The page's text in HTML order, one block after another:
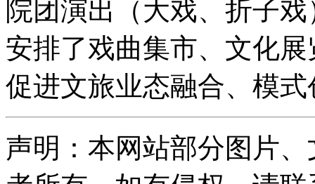
院团演出（大戏、折子
安排了戏曲集市、文化
促进文旅业态融合、模式
声明：本网站部分图片